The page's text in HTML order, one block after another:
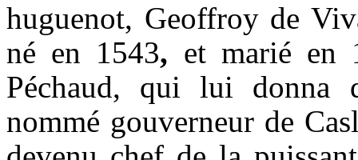
huguenot, Geoffroy de
né en 1543, et marié en
Péchaud, qui lui donna
nommé gouverneur de